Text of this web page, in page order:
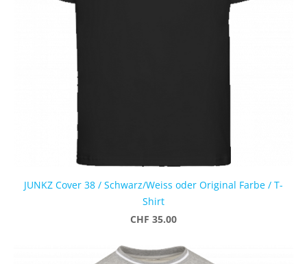
JUNKZ Cover 38 / Schwarz/Weiss oder Original Farbe / T-
Shirt
CHF 35.00